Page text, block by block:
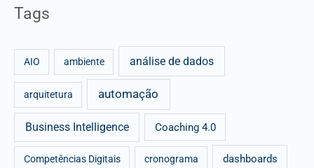
f
:
Tags
AIO ambiente análise de dados
arquitetura automação
Business Intelligence Coaching 4.0
Competências Digitais cronograma dashboards